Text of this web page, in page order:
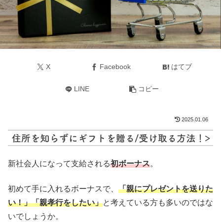
X Facebook はてブ
LINE コピー
2025.01.06
新社会人になって支給される初ボーナス。
初めて手に入れるボーナスで、 「親にプレゼントを送りた
い！」「親孝行をしたい」と考えている方も多いのではな
いでしょうか。